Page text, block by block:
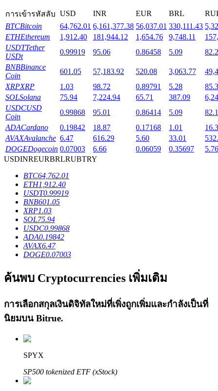
การล็อค BTR
การลงทุนพิเศษสำหรับผู้ถือ BTR
เงินกู้
บริการยืมเงินที่ได้รับการสนับสนุนจาก Crypto
ลงทุนอัตโนมัติ
คว้าผลกำไรระยะยาวและผลประโยชน์ที่ยืดหยุ่น
เรียนรู้ Staking
การเข้ารหัสลับ USD INR EUR BRL
BTCBitcoin 64,762.01 6,161,377.38 56,037.01 330,111.43
ETHEthereum 1,912.40 181,944.12 1,654.76 9,748.11
USDTTether
USDt
0.99919 95.06 0.86458 5.09
BNBBinance
Coin
601.05 57,183.92 520.08 3,063.77
XRPXRP 1.03 98.72 0.89791 5.28
SOLSolana 75.94 7,224.94 65.71 387.09
USDCUSD
Coin
0.99868 95.01 0.86414 5.09
ADACardano 0.19842 18.87 0.17168 1.01
AVAXAvalanche 6.47 616.29 5.60 33.01
DOGEDogecoin 0.07003 6.66 0.06059 0.35697
5.76
USDINREURBRLRUBTRY
BTC64,762.01
ETH1,912.40
USDT0.99919
BNB601.05
XRP1.03
SOL75.94
USDC0.99868
ADA0.19842
AVAX6.47
DOGE0.07003
ค้นพบ Cryptocurrencies เพิ่มเติม
การเลือกสกุลเงินดิจิทัลใหม่ที่เพิ่งถูกเพิ่มและกำลังเป็นที่
นิยมบน Bitrue.
SPYX
SP500 tokenized ETF (xStock)